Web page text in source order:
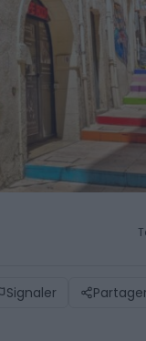
Signaler